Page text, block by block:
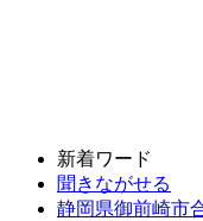
新着ワード
聞きながせる
静岡県御前崎市